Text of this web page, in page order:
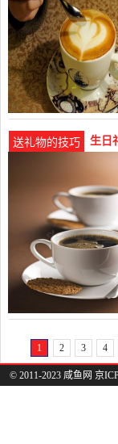
送礼物的技巧 生日
1 2 3 4
© 2011-2023 咸鱼网 京